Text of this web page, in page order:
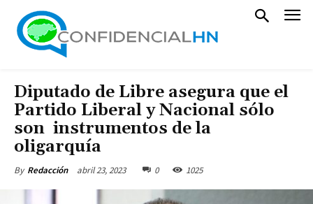
Diputado de Libre asegura que el
Partido Liberal y Nacional sólo
son instrumentos de la
oligarquía
By Redacción abril 23, 2023 0 1025